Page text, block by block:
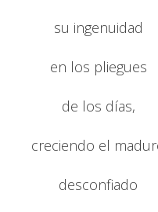
su ingenuidad
en los pliegues
de los días,
creciendo el
desconfiado